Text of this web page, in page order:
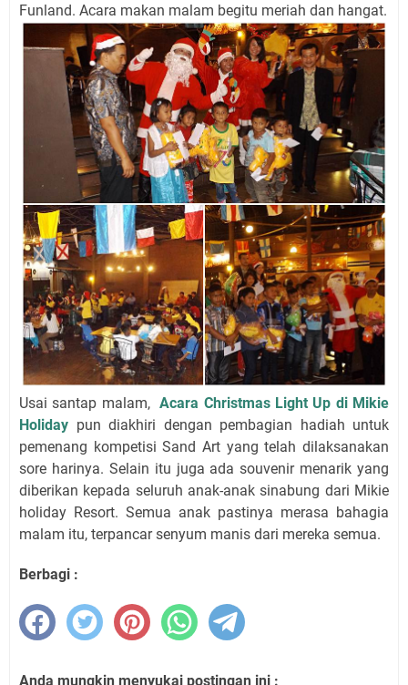
Funland. Acara makan malam begitu meriah dan hangat.
Usai santap malam,Acara Christmas Light Up di Mikie
Holiday pun diakhiri dengan pembagian hadiah untuk
pemenang kompetisi Sand Art yang telah dilaksanakan
sore harinya. Selain itu juga ada souvenir menarik yang
diberikan kepada seluruh anak-anak sinabung dari Mikie
holiday Resort. Semua anak pastinya merasa bahagia
malam itu, terpancar senyum manis dari mereka semua.
Berbagi :
Anda mungkin menyukai postingan ini :